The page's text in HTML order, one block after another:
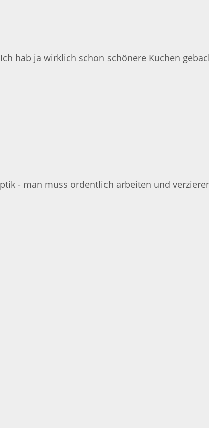
hab ja wirklich schon schönere Kuchen
- man muss ordentlich arbeiten und